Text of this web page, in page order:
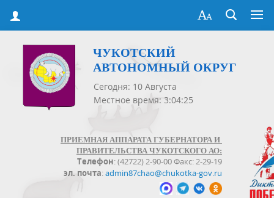
ЧУКОТСКИЙ
АВТОНОМНЫЙ ОКРУГ
Сегодня: 10 Августа
Местное время: 3:04:25
ПРИЕМНАЯ АППАРАТА ГУБЕРНАТОРА И
ПРАВИТЕЛЬСТВА ЧУКОТСКОГО АО:
Телефон: (42722) 2-90-00 Факс: 2-29-19
эл. почта:admin87chao@chukotka-gov.ru